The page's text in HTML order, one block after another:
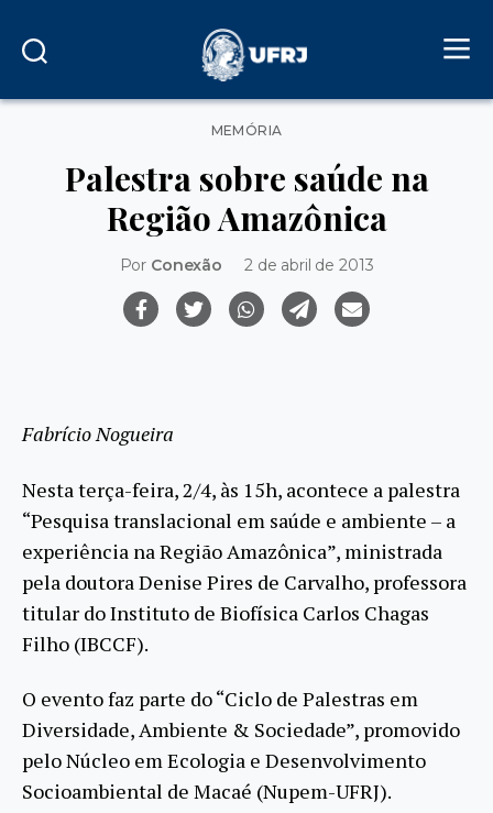
Categorias
MEMÓRIA
Palestra sobre saúde na
Região Amazônica
Por Conexão 2 de abril de 2013
Fabrício Nogueira
Nesta terça-feira, 2/4, às 15h, acontece a palestra
“Pesquisa translacional em saúde e ambiente – a
experiência na Região Amazônica”, ministrada
pela doutora Denise Pires de Carvalho, professora
titular do Instituto de Biofísica Carlos Chagas
Filho (IBCCF).
O evento faz parte do “Ciclo de Palestras em
Diversidade, Ambiente & Sociedade”, promovido
pelo Núcleo em Ecologia e Desenvolvimento
Socioambiental de Macaé (Nupem-UFRJ).